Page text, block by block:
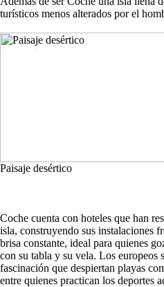
turísticos menos alterados por el
Paisaje desértico
Coche cuenta con hoteles que han
isla, construyendo sus instalaciones
brisa constante, ideal para quienes
con su tabla y su vela. Los europeos
fascinación que despiertan playas
entre quienes practican los deportes